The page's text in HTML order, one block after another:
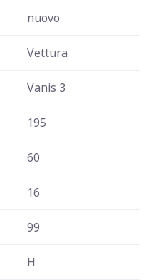
nuovo
Vettura
Vanis 3
195
60
16
99
H